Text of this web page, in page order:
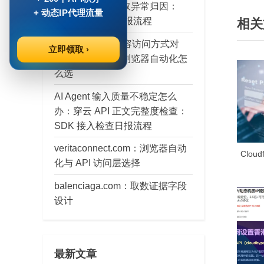
导
航
v
i
s
P
o
s
t
相
层：穿云 API 获取异常归因：
SDK 接入检查日报流程
brainly.pl 公开内容访问方式对
比：穿云 API 与浏览器自动化怎
么选
AI Agent 输入质量不稳定怎么
办：穿云 API 正文完整度检查：
SDK 接入检查日报流程
veritaconnect.com：浏览器自动
化与 API 访问层选择
balenciaga.com：取数证据字段
设计
最新文章
+ 动态IP代理流量
立即领取 ›